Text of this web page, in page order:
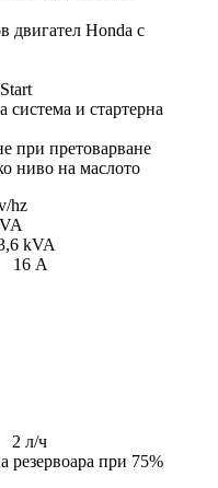
двигател Honda с
система и стартерна
при претоварване
ниво на маслото
hz
kVA
16 A
2 л/ч
резервоара при 75%